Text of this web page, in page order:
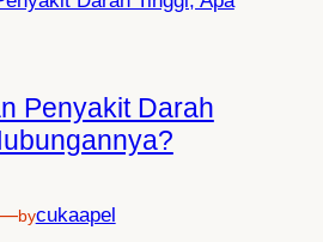
Penyakit Darah
bycukaapel